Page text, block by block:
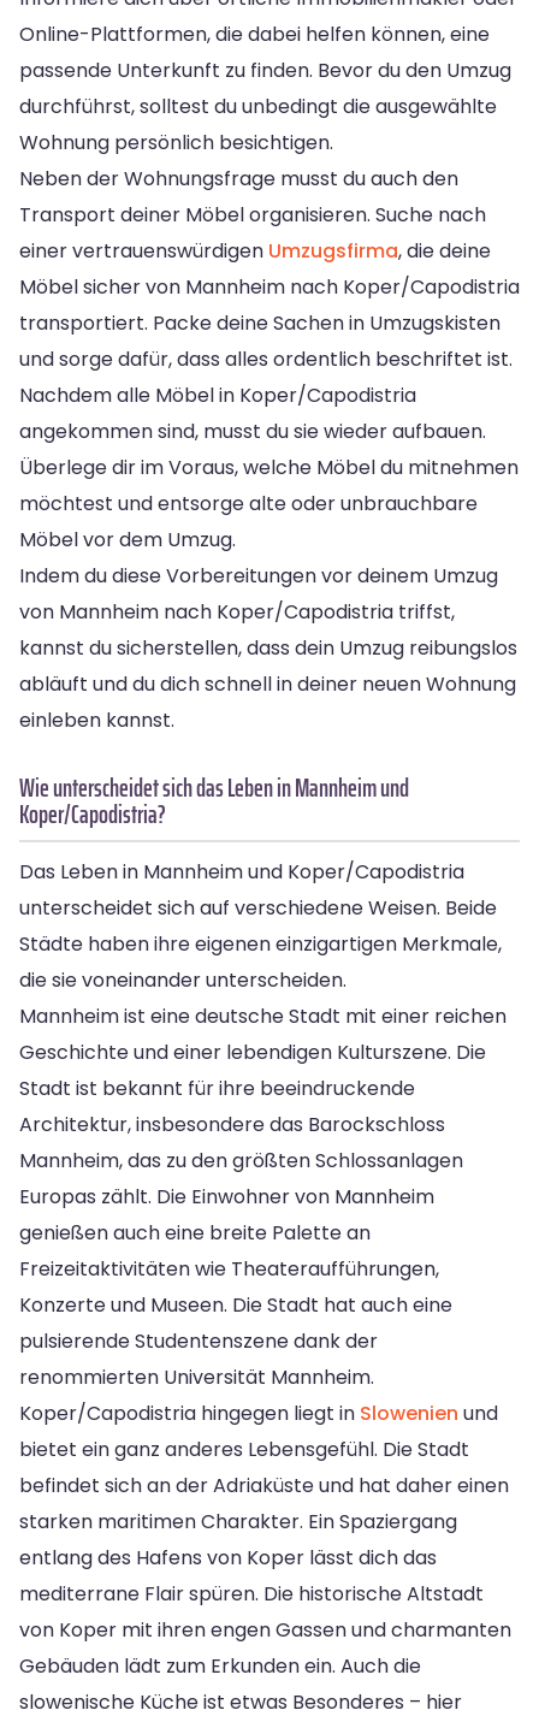
Online-Plattformen, die dabei helfen können, eine
passende Unterkunft zu finden. Bevor du den Umzug
durchführst, solltest du unbedingt die ausgewählte
Wohnung persönlich besichtigen.
Neben der Wohnungsfrage musst du auch den
Transport deiner Möbel organisieren. Suche nach
einer vertrauenswürdigen Umzugsfirma, die deine
Möbel sicher von Mannheim nach Koper/Capodistria
transportiert. Packe deine Sachen in Umzugskisten
und sorge dafür, dass alles ordentlich beschriftet ist.
Nachdem alle Möbel in Koper/Capodistria
angekommen sind, musst du sie wieder aufbauen.
Überlege dir im Voraus, welche Möbel du mitnehmen
möchtest und entsorge alte oder unbrauchbare
Möbel vor dem Umzug.
Indem du diese Vorbereitungen vor deinem Umzug
von Mannheim nach Koper/Capodistria triffst,
kannst du sicherstellen, dass dein Umzug reibungslos
abläuft und du dich schnell in deiner neuen Wohnung
einleben kannst.
Wie unterscheidet sich das Leben in Mannheim und
Koper/Capodistria?
Das Leben in Mannheim und Koper/Capodistria
unterscheidet sich auf verschiedene Weisen. Beide
Städte haben ihre eigenen einzigartigen Merkmale,
die sie voneinander unterscheiden.
Mannheim ist eine deutsche Stadt mit einer reichen
Geschichte und einer lebendigen Kulturszene. Die
Stadt ist bekannt für ihre beeindruckende
Architektur, insbesondere das Barockschloss
Mannheim, das zu den größten Schlossanlagen
Europas zählt. Die Einwohner von Mannheim
genießen auch eine breite Palette an
Freizeitaktivitäten wie Theateraufführungen,
Konzerte und Museen. Die Stadt hat auch eine
pulsierende Studentenszene dank der
renommierten Universität Mannheim.
Koper/Capodistria hingegen liegt in Slowenien und
bietet ein ganz anderes Lebensgefühl. Die Stadt
befindet sich an der Adriaküste und hat daher einen
starken maritimen Charakter. Ein Spaziergang
entlang des Hafens von Koper lässt dich das
mediterrane Flair spüren. Die historische Altstadt
von Koper mit ihren engen Gassen und charmanten
Gebäuden lädt zum Erkunden ein. Auch die
slowenische Küche ist etwas Besonderes – hier